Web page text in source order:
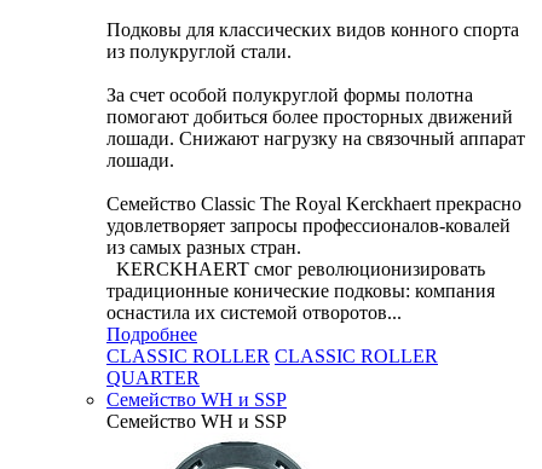
Подковы для классических видов конного спорта
из полукруглой стали.
За счет особой полукруглой формы полотна
помогают добиться более просторных движений
лошади. Снижают нагрузку на связочный аппарат
лошади.
Семейство Classic The Royal Kerckhaert прекрасно
удовлетворяет запросы профессионалов-ковалей
из самых разных стран.
KERCKHAERT смог революционизировать
традиционные конические подковы: компания
оснастила их системой отворотов...
Подробнее
CLASSIC ROLLER CLASSIC ROLLER
QUARTER
Семейство WH и SSP
Семейство WH и SSP